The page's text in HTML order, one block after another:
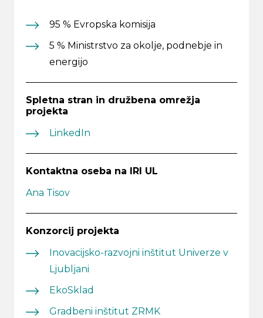
95 % Evropska komisija
5 % Ministrstvo za okolje, podnebje in
energijo
Spletna stran in družbena omrežja
projekta
LinkedIn
Kontaktna oseba na IRI UL
Ana Tisov
Konzorcij projekta
Inovacijsko-razvojni inštitut Univerze v
Ljubljani
EkoSklad
Gradbeni inštitut ZRMK